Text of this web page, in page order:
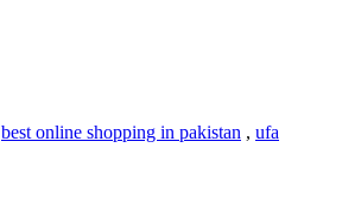
best online shopping in pakistan , ufa